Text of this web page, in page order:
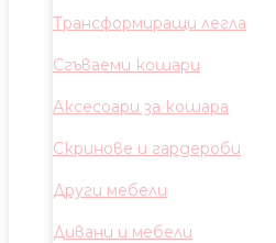
Трансформиращи легла
Сгъваеми кошари
Аксесоари за кошара
Скринове и гардероби
Други мебели
Дивани и мебели